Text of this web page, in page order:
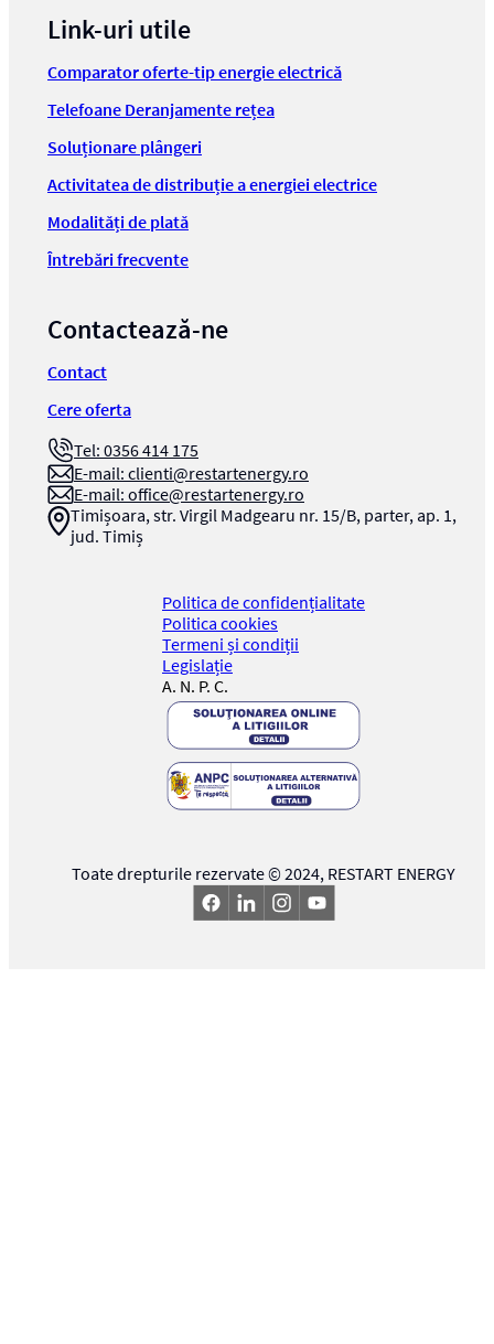
Link-uri utile
Comparator oferte-tip energie electrică
Telefoane Deranjamente rețea
Soluționare plângeri
Activitatea de distribuție a energiei electrice
Modalități de plată
Întrebări frecvente
Contactează-ne
Contact
Cere oferta
Tel: 0356 414 175
E-mail: clienti@restartenergy.ro
E-mail: office@restartenergy.ro
Timișoara, str. Virgil Madgearu nr. 15/B, parter, ap. 1,
jud. Timiș
Politica de confidențialitate
Politica cookies
Termeni și condiții
Legislație
A. N. P. C.
Toate drepturile rezervate © 2024, RESTART ENERGY